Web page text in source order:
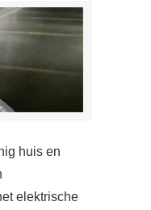
huis en
elektrische